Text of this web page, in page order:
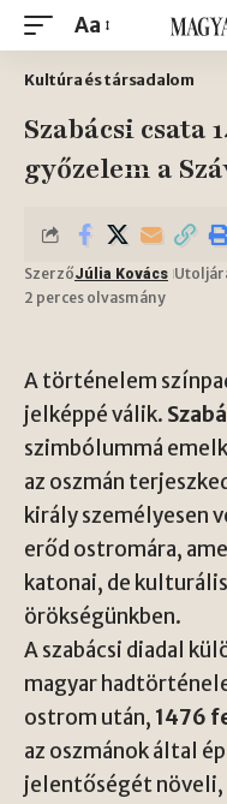
Aa
Kultúra és társadalom
Szabácsi csata
győzelem a
SzerzőJúlia Kovács
2 perces olvasmány
A történelem
jelképpé válik.
szimbólummá
az oszmán
király személyesen
erőd ostromára,
katonai, de
örökségünkben.
A szabácsi diadal
magyar
ostrom után, 1476
az oszmánok által
jelentőségét növeli,